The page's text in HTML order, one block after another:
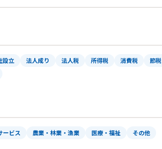
設立 法人成り 法人税 所得税 消費税 節税
ービス 農業・林業・漁業 医療・福祉 その他